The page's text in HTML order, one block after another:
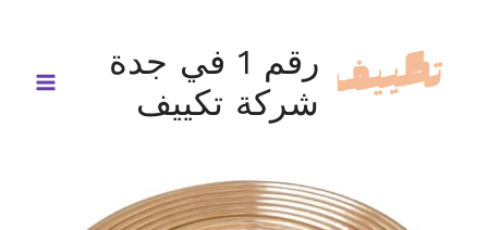
المحتوى
رقم 1 في جدة
شركة تكييف